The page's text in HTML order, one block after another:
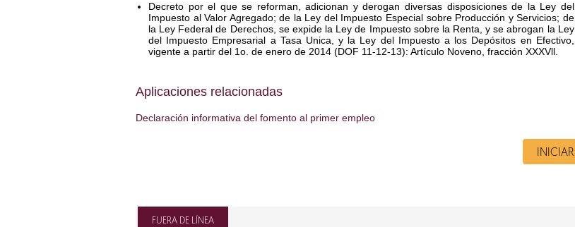
Decreto por el que se reforman, adicionan y derogan diversas disposiciones de la Ley del
Impuesto al Valor Agregado; de la Ley del Impuesto Especial sobre Producción y Servicios; de
la Ley Federal de Derechos, se expide la Ley de Impuesto sobre la Renta, y se abrogan la Ley
del Impuesto Empresarial a Tasa Unica, y la Ley del Impuesto a los Depósitos en Efectivo,
vigente a partir del 1o. de enero de 2014 (DOF 11-12-13): Artículo Noveno, fracción XXXVll.
Aplicaciones relacionadas
Declaración informativa del fomento al primer empleo
INICIAR
FUERA DE LÍNEA